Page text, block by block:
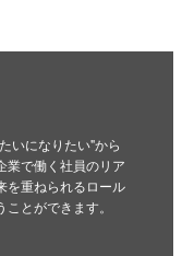
いになりたい"から
業で働く社員のリア
を重ねられるロール
とができます。